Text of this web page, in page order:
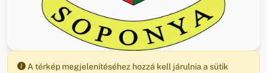
A térkép megjelenítéséhez hozzá kell járulnia a sütik